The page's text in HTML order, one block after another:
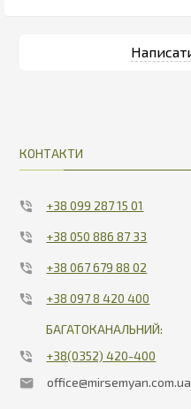
КОНТАКТИ
+38 099 287 15 01
+38 050 886 87 33
+38 067 679 88 02
+38 097 8 420 400
БАГАТОКАНАЛЬНИЙ:
+38(0352) 420-400
office@mirsemyan.com.ua